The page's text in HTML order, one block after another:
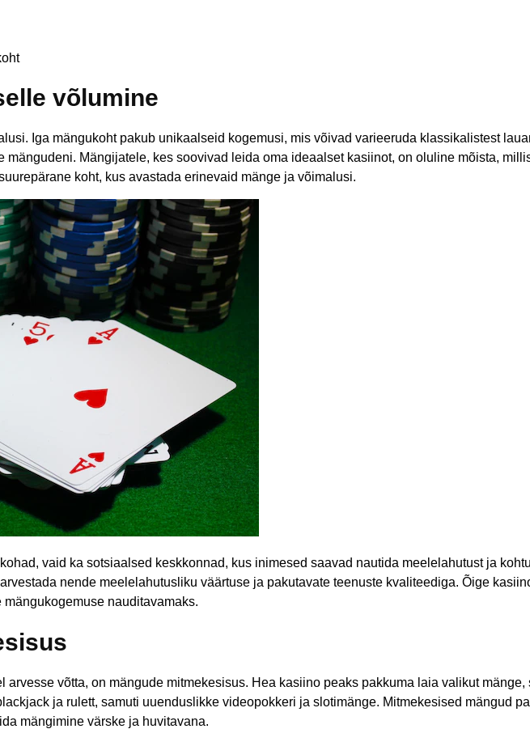
võlumine
Iga mängukoht pakub unikaalseid kogemusi, mis võivad varieeruda klassikalistest
Mängijatele, kes soovivad leida oma ideaalset kasiinot, on oluline mõista,
koht, kus avastada erinevaid mänge ja võimalusi.
vaid ka sotsiaalsed keskkonnad, kus inimesed saavad nautida meelelahutust ja
nende meelelahutusliku väärtuse ja pakutavate teenuste kvaliteediga. Õige
nauditavamaks.
võtta, on mängude mitmekesisus. Hea kasiino peaks pakkuma laia valikut
ja rulett, samuti uuenduslikke videopokkeri ja slotimänge. Mitmekesised mängud
mängimine värske ja huvitavana.